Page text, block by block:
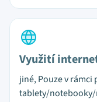
Využití
jiné, Pouze v rámci
tablety/